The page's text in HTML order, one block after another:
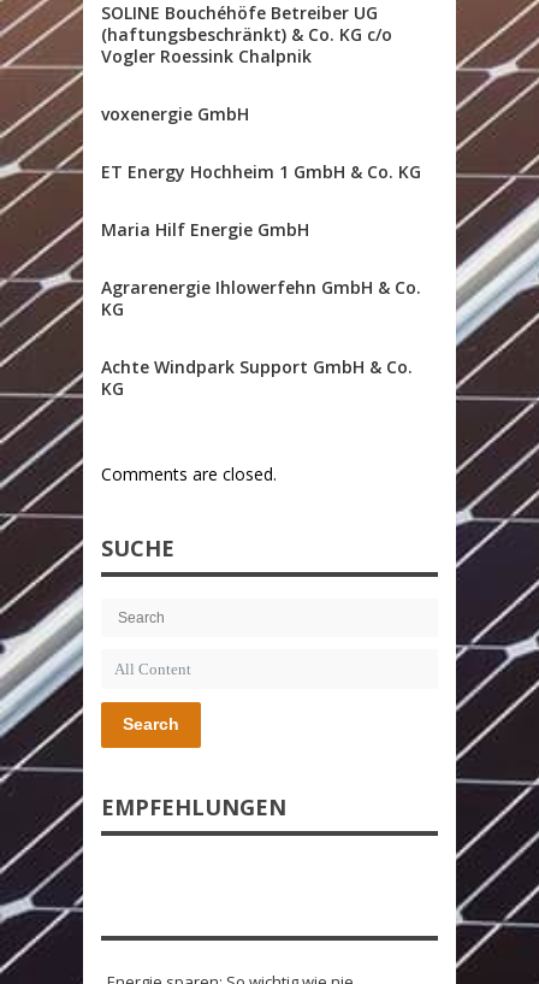
SOLINE Bouchéhöfe Betreiber UG
(haftungsbeschränkt) & Co. KG c/o
Vogler Roessink Chalpnik
voxenergie GmbH
ET Energy Hochheim 1 GmbH & Co. KG
Maria Hilf Energie GmbH
Agrarenergie Ihlowerfehn GmbH & Co.
KG
Achte Windpark Support GmbH & Co.
KG
Comments are closed.
SUCHE
Search
EMPFEHLUNGEN